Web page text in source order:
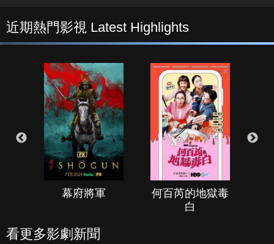
近期熱門影視 Latest Highlights
幕府將軍
何百芮的地獄毒
白
看更多影劇新聞